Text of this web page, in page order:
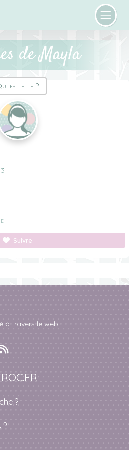
de Mayla
est-elle ?
Suivre
à travers le web.
?
?